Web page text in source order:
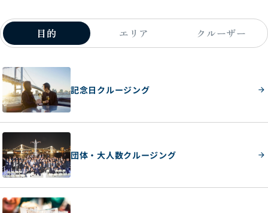
目的 エリア クルーザー
記念日クルージング
団体・大人数クルージング